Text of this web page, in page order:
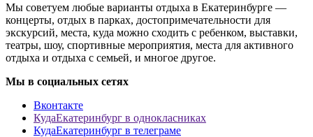
Мы советуем любые варианты отдыха в Екатеринбурге —
концерты, отдых в парках, достопримечательности для
экскурсий, места, куда можно сходить с ребенком, выставки,
театры, шоу, спортивные мероприятия, места для активного
отдыха и отдыха с семьей, и многое другое.
Мы в социальных сетях
Вконтакте
КудаЕкатеринбург в однокласниках
КудаЕкатеринбург в телеграме